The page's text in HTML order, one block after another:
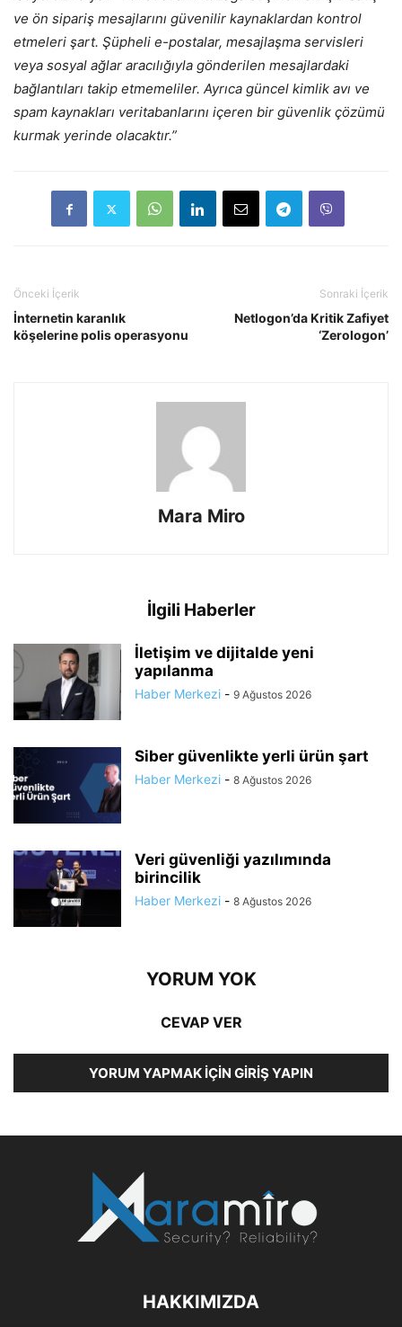
ve ön sipariş mesajlarını güvenilir kaynaklardan kontrol
etmeleri şart. Şüpheli e-postalar, mesajlaşma servisleri
veya sosyal ağlar aracılığıyla gönderilen mesajlardaki
bağlantıları takip etmemeliler. Ayrıca güncel kimlik avı ve
spam kaynakları veritabanlarını içeren bir güvenlik çözümü
kurmak yerinde olacaktır.”
Önceki İçerik
İnternetin karanlık
köşelerine polis operasyonu
Sonraki İçerik
Netlogon’da Kritik Zafiyet
‘Zerologon’
Mara Miro
İlgili Haberler
İletişim ve dijitalde yeni
yapılanma
Haber Merkezi - 9 Ağustos 2026
Siber güvenlikte yerli ürün şart
Haber Merkezi - 8 Ağustos 2026
Veri güvenliği yazılımında
birincilik
Haber Merkezi - 8 Ağustos 2026
YORUM YOK
CEVAP VER
YORUM YAPMAK İÇIN GIRIŞ YAPIN
HAKKIMIZDA